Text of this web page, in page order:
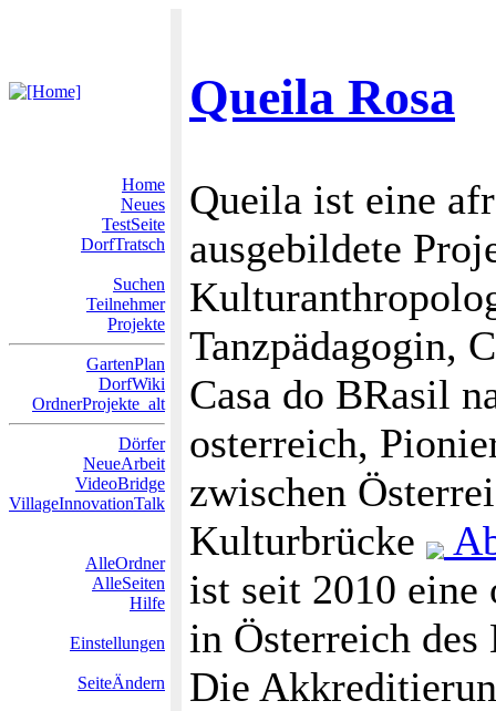
Queila Rosa
Home
Neues
TestSeite
DorfTratsch
Suchen
Teilnehmer
Projekte
GartenPlan
DorfWiki
OrdnerProjekte_alt
Dörfer
NeueArbeit
VideoBridge
VillageInnovationTalk
AlleOrdner
AlleSeiten
Hilfe
Einstellungen
SeiteÄndern
Queila ist eine
ausgebildete
Tanzpädagogin,
Casa do BRasil
osterreich,
zwischen
Kulturbrücke
ist seit 2010
in Österreich
Die